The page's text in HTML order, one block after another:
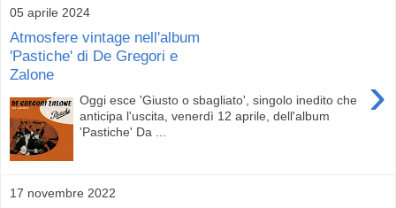
05 aprile 2024
Atmosfere vintage nell'album
'Pastiche' di De Gregori e
Zalone
›
Oggi esce 'Giusto o sbagliato', singolo inedito che
anticipa l'uscita, venerdì 12 aprile, dell'album
'Pastiche' Da ...
17 novembre 2022